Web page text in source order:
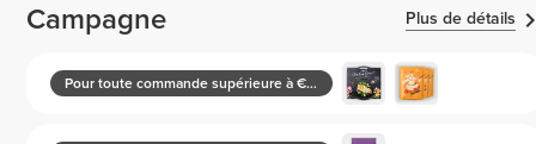
Campagne Plus de détails
Pour toute commande supérieure à €30